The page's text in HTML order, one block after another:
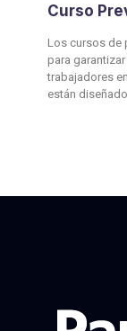
Curso
Los cursos de
para
trabajadores
están